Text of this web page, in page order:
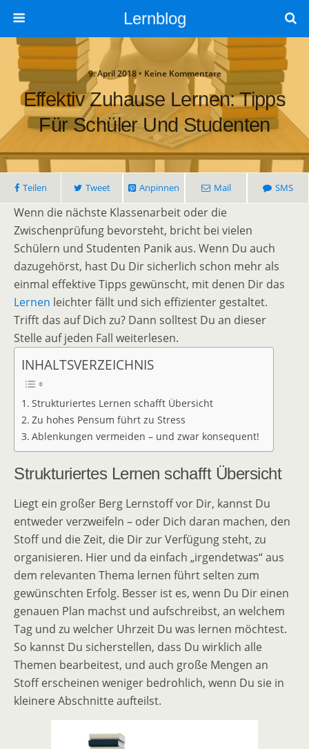
Lernblog
9. April 2018 • Keine Kommentare
Effektiv Zuhause Lernen: Tipps
Für Schüler Und Studenten
Teilen Tweet Anpinnen Mail SMS
Wenn die nächste Klassenarbeit oder die
Zwischenprüfung bevorsteht, bricht bei vielen
Schülern und Studenten Panik aus. Wenn Du auch
dazugehörst, hast Du Dir sicherlich schon mehr als
einmal effektive Tipps gewünscht, mit denen Dir das
Lernen leichter fällt und sich effizienter gestaltet.
Trifft das auf Dich zu? Dann solltest Du an dieser
Stelle auf jeden Fall weiterlesen.
INHALTSVERZEICHNIS
Strukturiertes Lernen schafft Übersicht
Zu hohes Pensum führt zu Stress
Ablenkungen vermeiden – und zwar konsequent!
Strukturiertes Lernen schafft Übersicht
Liegt ein großer Berg Lernstoff vor Dir, kannst Du
entweder verzweifeln – oder Dich daran machen, den
Stoff und die Zeit, die Dir zur Verfügung steht, zu
organisieren. Hier und da einfach „irgendetwas“ aus
dem relevanten Thema lernen führt selten zum
gewünschten Erfolg. Besser ist es, wenn Du Dir einen
genauen Plan machst und aufschreibst, an welchem
Tag und zu welcher Uhrzeit Du was lernen möchtest.
So kannst Du sicherstellen, dass Du wirklich alle
Themen bearbeitest, und auch große Mengen an
Stoff erscheinen weniger bedrohlich, wenn Du sie in
kleinere Abschnitte aufteilst.